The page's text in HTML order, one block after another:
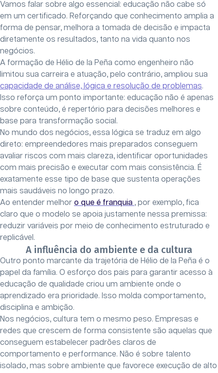
Vamos falar sobre algo essencial: educação não cabe só
em um certificado. Reforçando que conhecimento amplia a
forma de pensar, melhora a tomada de decisão e impacta
diretamente os resultados, tanto na vida quanto nos
negócios.
A formação de Hélio de la Peña como engenheiro não
limitou sua carreira e atuação, pelo contrário, ampliou sua
capacidade de análise, lógica e resolução de problemas.
Isso reforça um ponto importante: educação não é apenas
sobre conteúdo, é repertório para decisões melhores e
base para transformação social.
No mundo dos negócios, essa lógica se traduz em algo
direto: empreendedores mais preparados conseguem
avaliar riscos com mais clareza, identificar oportunidades
com mais precisão e executar com mais consistência. É
exatamente esse tipo de base que sustenta operações
mais saudáveis no longo prazo.
Ao entender melhor o que é franquia , por exemplo, fica
claro que o modelo se apoia justamente nessa premissa:
reduzir variáveis por meio de conhecimento estruturado e
replicável.
A influência do ambiente e da cultura
Outro ponto marcante da trajetória de Hélio de la Peña é o
papel da família. O esforço dos pais para garantir acesso à
educação de qualidade criou um ambiente onde o
aprendizado era prioridade. Isso molda comportamento,
disciplina e ambição.
Nos negócios, cultura tem o mesmo peso. Empresas e
redes que crescem de forma consistente são aquelas que
conseguem estabelecer padrões claros de
comportamento e performance. Não é sobre talento
isolado, mas sobre ambiente que favorece execução de alto